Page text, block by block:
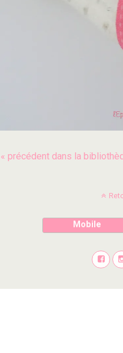
« précédent dans la
Mobile